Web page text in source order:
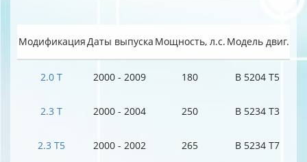
МодификацияДаты выпуска Мощность, л.с. Модель двиг.
2.0 T 2000 - 2009 180 B 5204 T5
2.3 T 2000 - 2004 250 B 5234 T3
2.3 T5 2000 - 2002 265 B 5234 T7